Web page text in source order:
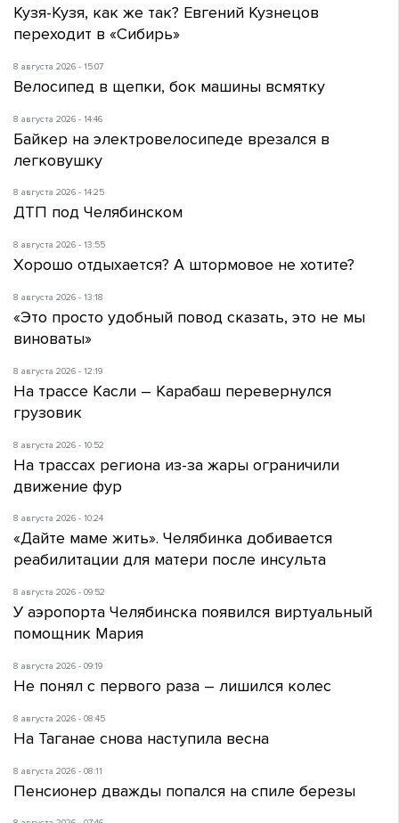
Кузя-Кузя, как же так? Евгений Кузнецов
переходит в «Сибирь»
8 августа 2026 - 15:07
Велосипед в щепки, бок машины всмятку
8 августа 2026 - 14:46
Байкер на электровелосипеде врезался в
легковушку
8 августа 2026 - 14:25
ДТП под Челябинском
8 августа 2026 - 13:55
Хорошо отдыхается? А штормовое не хотите?
8 августа 2026 - 13:18
«Это просто удобный повод сказать, это не мы
виноваты»
8 августа 2026 - 12:19
На трассе Касли – Карабаш перевернулся
грузовик
8 августа 2026 - 10:52
На трассах региона из-за жары ограничили
движение фур
8 августа 2026 - 10:24
«Дайте маме жить». Челябинка добивается
реабилитации для матери после инсульта
8 августа 2026 - 09:52
У аэропорта Челябинска появился виртуальный
помощник Мария
8 августа 2026 - 09:19
Не понял с первого раза – лишился колес
8 августа 2026 - 08:45
На Таганае снова наступила весна
8 августа 2026 - 08:11
Пенсионер дважды попался на спиле березы